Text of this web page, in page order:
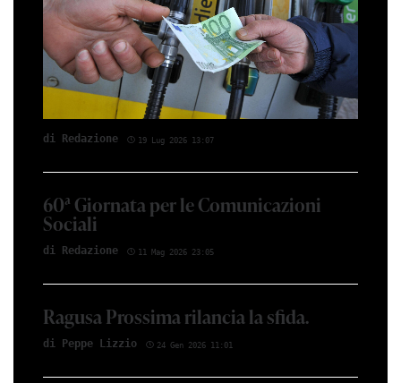
di Red­azio­ne 19 Lug 2026 13:07
60ª Giornata per le Comunicazioni
Sociali
di Red­azio­ne 11 Mag 2026 23:05
Ragusa Prossima rilancia la sfida.
di Peppe Li­z­zio 24 Gen 2026 11:01